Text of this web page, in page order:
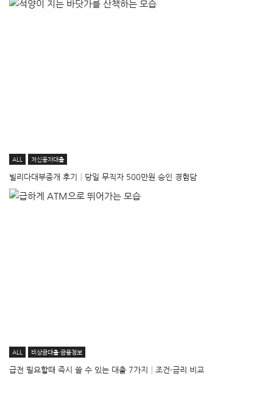
ALL 저신용자대출
빌리다대부중개 후기│당일 무직자 500만원 승인 경험담
ALL 비상금대출·금융정보
급전 필요할때 즉시 쓸 수 있는 대출 7가지│조건·금리 비교